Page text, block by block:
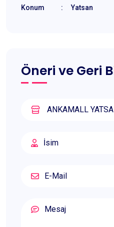
Konum : Yatsan
Öneri ve Geri